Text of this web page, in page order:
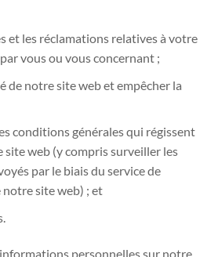
et les réclamations relatives à votre
vous ou vous concernant ;
de notre site web et empêcher la
conditions générales qui régissent
site web (y compris surveiller les
par le biais du service de
notre site web) ; et
personnelles sur notre